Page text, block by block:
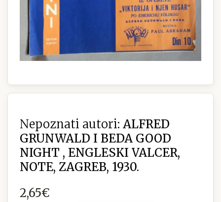
Nepoznati autori: ALFRED
GRUNWALD I BEDA GOOD
NIGHT , ENGLESKI VALCER,
NOTE, ZAGREB, 1930.
2,65€